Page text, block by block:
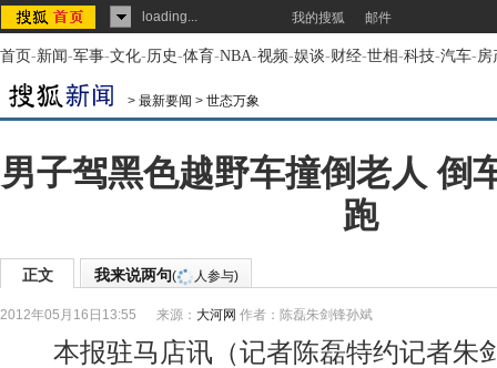
loading... 我的搜狐 邮件
首页-新闻-军事-文化-历史-体育-NBA-视频-娱谈-财经-世相-科技-汽车-房
> 最新要闻 > 世态万象
男子驾黑色越野车撞倒老人 倒
跑
正文 我来说两句( 人参与)
2012年05月16日13:55 来源： 大河网 作者：陈磊朱剑锋孙斌
本报驻马店讯（记者陈磊特约记者朱